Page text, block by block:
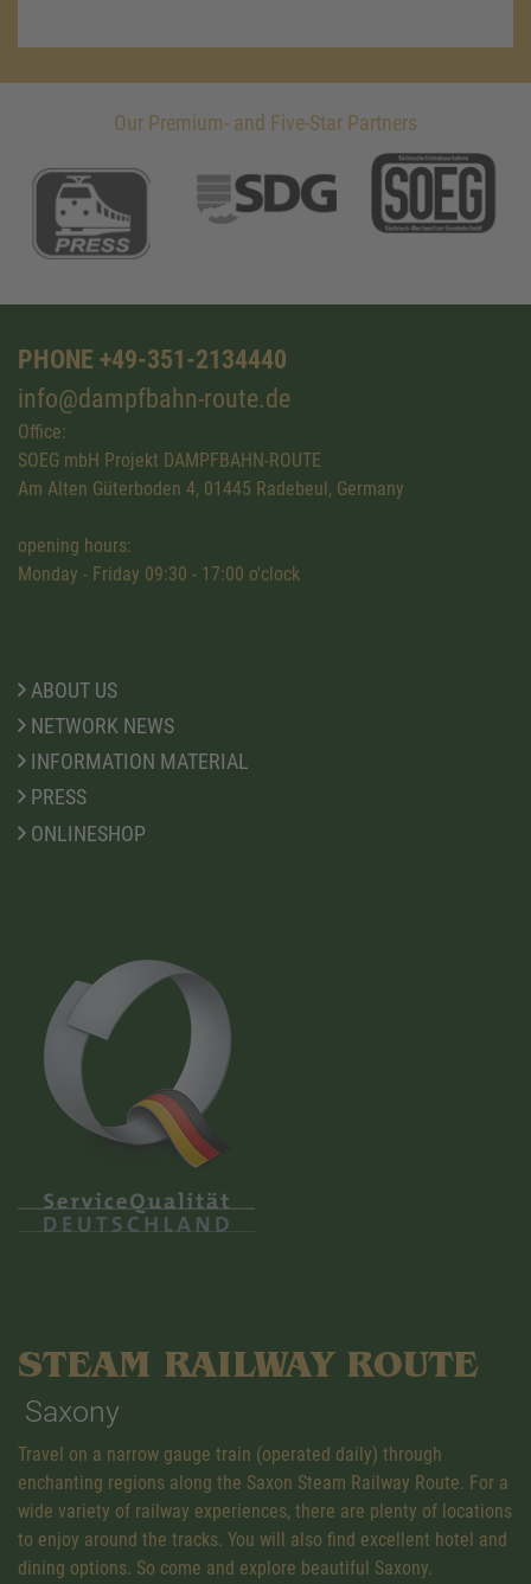
Our Premium- and Five-Star Partners
PHONE +49-351-2134440
info@dampfbahn-route.de
Office:
SOEG mbH Projekt DAMPFBAHN-ROUTE
Am Alten Güterboden 4, 01445 Radebeul, Germany
opening hours:
Monday - Friday 09:30 - 17:00 o'clock
ABOUT US
NETWORK NEWS
INFORMATION MATERIAL
PRESS
ONLINESHOP
STEAM RAILWAY ROUTE
Saxony
Travel on a narrow gauge train (operated daily) through
enchanting regions along the Saxon Steam Railway Route. For a
wide variety of railway experiences, there are plenty of locations
to enjoy around the tracks. You will also find excellent hotel and
dining options. So come and explore beautiful Saxony.